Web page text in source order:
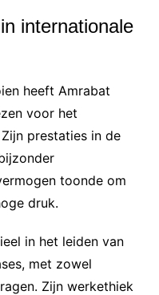
internationale
heeft Amrabat
voor het
prestaties in de
toonde om
druk.
in het leiden van
met zowel
Zijn werkethiek